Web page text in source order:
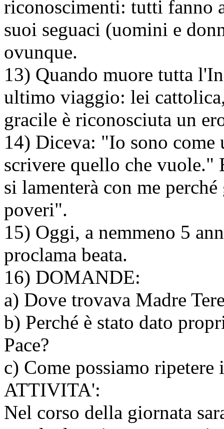
riconoscimenti: tutti fanno
suoi seguaci (uomini e
ovunque.
13) Quando muore tutta
ultimo viaggio: lei
gracile è riconosciuta un
14) Diceva: "Io sono come
scrivere quello che vuole."
si lamenterà con me
poveri".
15) Oggi, a nemmeno 5
proclama beata.
16) DOMANDE:
a) Dove trovava Madre
b) Perché è stato dato
Pace?
c) Come possiamo
ATTIVITA':
Nel corso della giornata